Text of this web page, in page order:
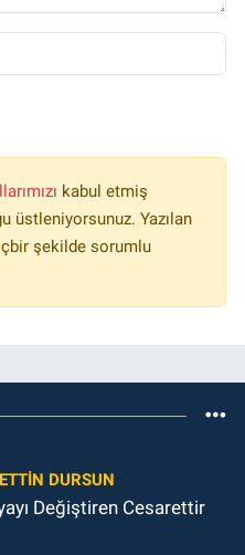
kabul etmiş
üstleniyorsunuz. Yazılan
şekilde sorumlu
DURSUN
Değiştiren Cesarettir